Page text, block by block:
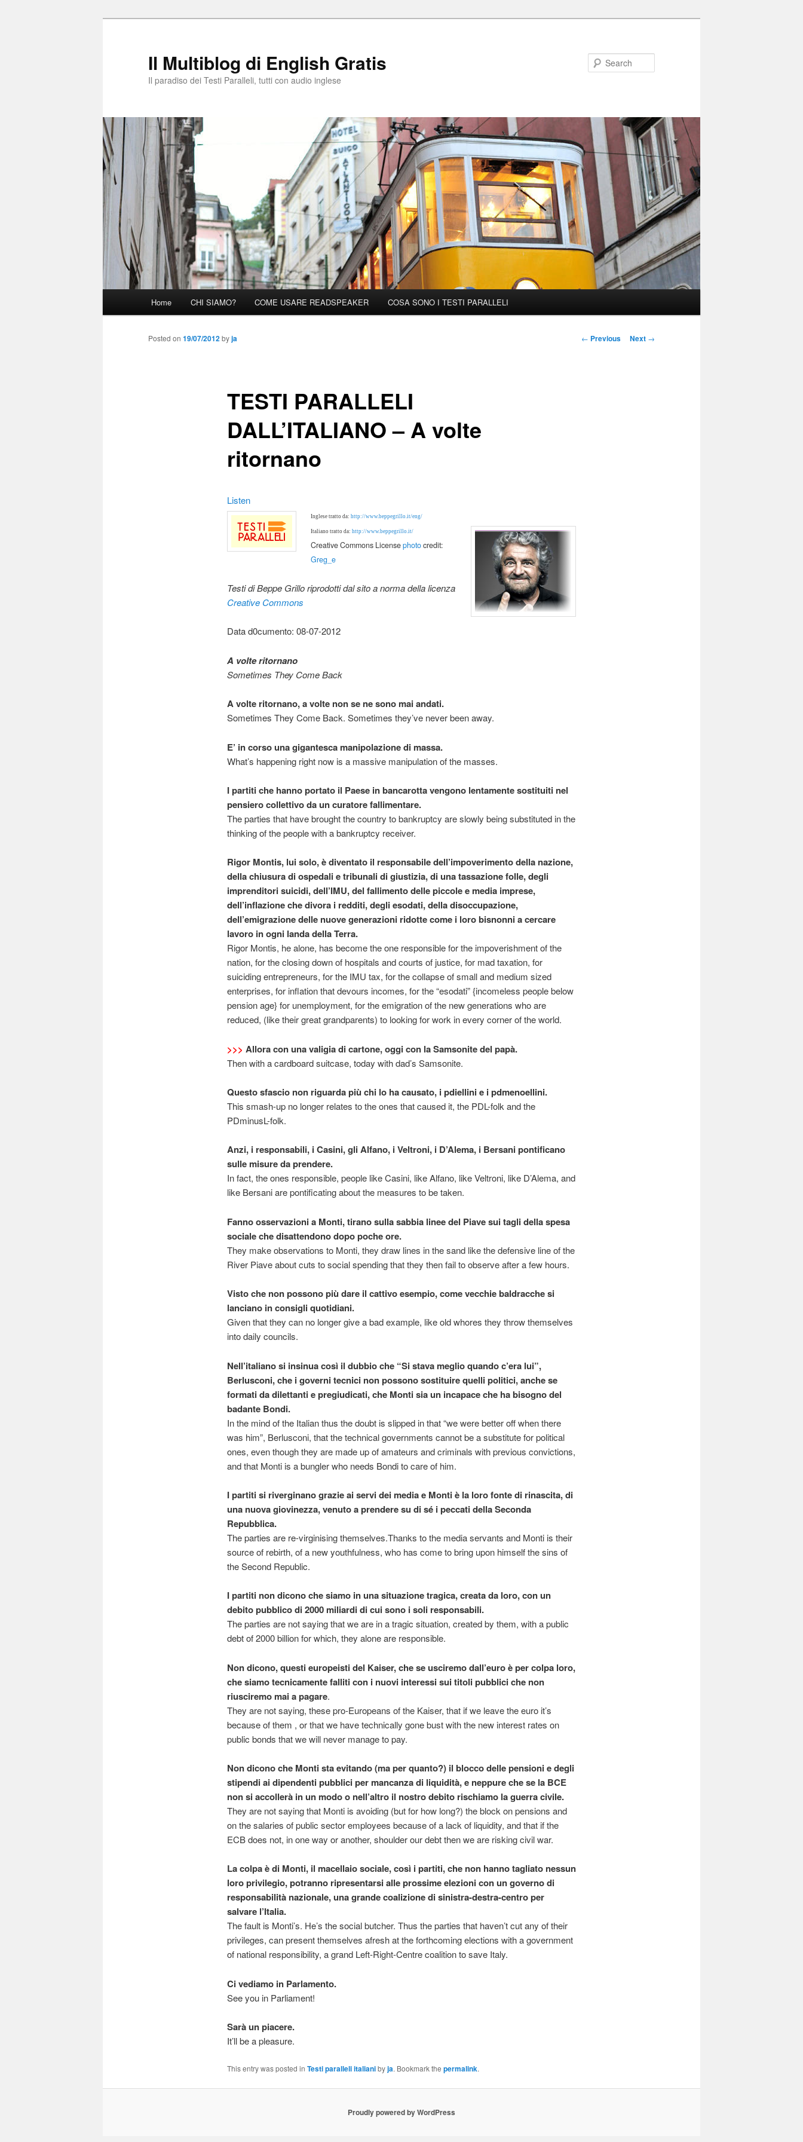
Il Multiblog di English Gratis
Il paradiso dei Testi Paralleli, tutti con audio inglese
Skip to primary content
Home CHI SIAMO? COME USARE READSPEAKER COSA SONO I TESTI PARALLELI
Post navigation
← Previous Next →
TESTI PARALLELI
DALL’ITALIANO – A volte
ritornano
Posted on 19/07/2012byja
Listen
Inglese tratto da:http://www.beppegrillo.it/eng/
Italiano tratto da:http://www.beppegrillo.it/
Creative Commons Licensephotocredit:
Greg_e
Testi di Beppe Grillo riprodotti dal sito a norma della licenza
Creative Commons
Data d0cumento: 08-07-2012
A volte ritornano
Sometimes They Come Back
A volte ritornano, a volte non se ne sono mai andati.
Sometimes They Come Back. Sometimes they’ve never been away.
E’ in corso una gigantesca manipolazione di massa.
What’s happening right now is a massive manipulation of the masses.
I partiti che hanno portato il Paese in bancarotta vengono lentamente sostituiti nel
pensiero collettivo da un curatore fallimentare.
The parties that have brought the country to bankruptcy are slowly being substituted in the
thinking of the people with a bankruptcy receiver.
Rigor Montis, lui solo, è diventato il responsabile dell’impoverimento della nazione,
della chiusura di ospedali e tribunali di giustizia, di una tassazione folle, degli
imprenditori suicidi, dell’IMU, del fallimento delle piccole e media imprese,
dell’inflazione che divora i redditi, degli esodati, della disoccupazione,
dell’emigrazione delle nuove generazioni ridotte come i loro bisnonni a cercare
lavoro in ogni landa della Terra.
Rigor Montis, he alone, has become the one responsible for the impoverishment of the
nation, for the closing down of hospitals and courts of justice, for mad taxation, for
suiciding entrepreneurs, for the IMU tax, for the collapse of small and medium sized
enterprises, for inflation that devours incomes, for the “esodati” {incomeless people below
pension age} for unemployment, for the emigration of the new generations who are
reduced, (like their great grandparents) to looking for work in every corner of the world.
>>> Allora con una valigia di cartone, oggi con la Samsonite del papà.
Then with a cardboard suitcase, today with dad’s Samsonite.
Questo sfascio non riguarda più chi lo ha causato, i pdiellini e i pdmenoellini.
This smash-up no longer relates to the ones that caused it, the PDL-folk and the
PDminusL-folk.
Anzi, i responsabili, i Casini, gli Alfano, i Veltroni, i D’Alema, i Bersani pontificano
sulle misure da prendere.
In fact, the ones responsible, people like Casini, like Alfano, like Veltroni, like D’Alema, and
like Bersani are pontificating about the measures to be taken.
Fanno osservazioni a Monti, tirano sulla sabbia linee del Piave sui tagli della spesa
sociale che disattendono dopo poche ore.
They make observations to Monti, they draw lines in the sand like the defensive line of the
River Piave about cuts to social spending that they then fail to observe after a few hours.
Visto che non possono più dare il cattivo esempio, come vecchie baldracche si
lanciano in consigli quotidiani.
Given that they can no longer give a bad example, like old whores they throw themselves
into daily councils.
Nell’italiano si insinua così il dubbio che “Si stava meglio quando c’era lui”,
Berlusconi, che i governi tecnici non possono sostituire quelli politici, anche se
formati da dilettanti e pregiudicati, che Monti sia un incapace che ha bisogno del
badante Bondi.
In the mind of the Italian thus the doubt is slipped in that “we were better off when there
was him”, Berlusconi, that the technical governments cannot be a substitute for political
ones, even though they are made up of amateurs and criminals with previous convictions,
and that Monti is a bungler who needs Bondi to care of him.
I partiti si riverginano grazie ai servi dei media e Monti è la loro fonte di rinascita, di
una nuova giovinezza, venuto a prendere su di sé i peccati della Seconda
Repubblica.
The parties are re-virginising themselves.Thanks to the media servants and Monti is their
source of rebirth, of a new youthfulness, who has come to bring upon himself the sins of
the Second Republic.
I partiti non dicono che siamo in una situazione tragica, creata da loro, con un
debito pubblico di 2000 miliardi di cui sono i soli responsabili.
The parties are not saying that we are in a tragic situation, created by them, with a public
debt of 2000 billion for which, they alone are responsible.
Non dicono, questi europeisti del Kaiser, che se usciremo dall’euro è per colpa loro,
che siamo tecnicamente falliti con i nuovi interessi sui titoli pubblici che non
riusciremo mai a pagare.
They are not saying, these pro-Europeans of the Kaiser, that if we leave the euro it’s
because of them , or that we have technically gone bust with the new interest rates on
public bonds that we will never manage to pay.
Non dicono che Monti sta evitando (ma per quanto?) il blocco delle pensioni e degli
stipendi ai dipendenti pubblici per mancanza di liquidità, e neppure che se la BCE
non si accollerà in un modo o nell’altro il nostro debito rischiamo la guerra civile.
They are not saying that Monti is avoiding (but for how long?) the block on pensions and
on the salaries of public sector employees because of a lack of liquidity, and that if the
ECB does not, in one way or another, shoulder our debt then we are risking civil war.
La colpa è di Monti, il macellaio sociale, così i partiti, che non hanno tagliato nessun
loro privilegio, potranno ripresentarsi alle prossime elezioni con un governo di
responsabilità nazionale, una grande coalizione di sinistra-destra-centro per
salvare l’Italia.
The fault is Monti’s. He’s the social butcher. Thus the parties that haven’t cut any of their
privileges, can present themselves afresh at the forthcoming elections with a government
of national responsibility, a grand Left-Right-Centre coalition to save Italy.
Ci vediamo in Parlamento.
See you in Parliament!
Sarà un piacere.
It’ll be a pleasure.
This entry was posted in Testi paralleli italianibyja. Bookmark the permalink.
Proudly powered by WordPress